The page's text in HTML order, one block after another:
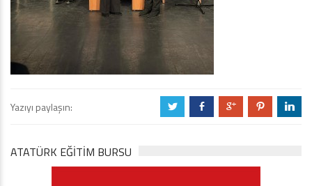
Yazıyı paylaşın: a b c d j
ATATÜRK EĞITIM BURSU